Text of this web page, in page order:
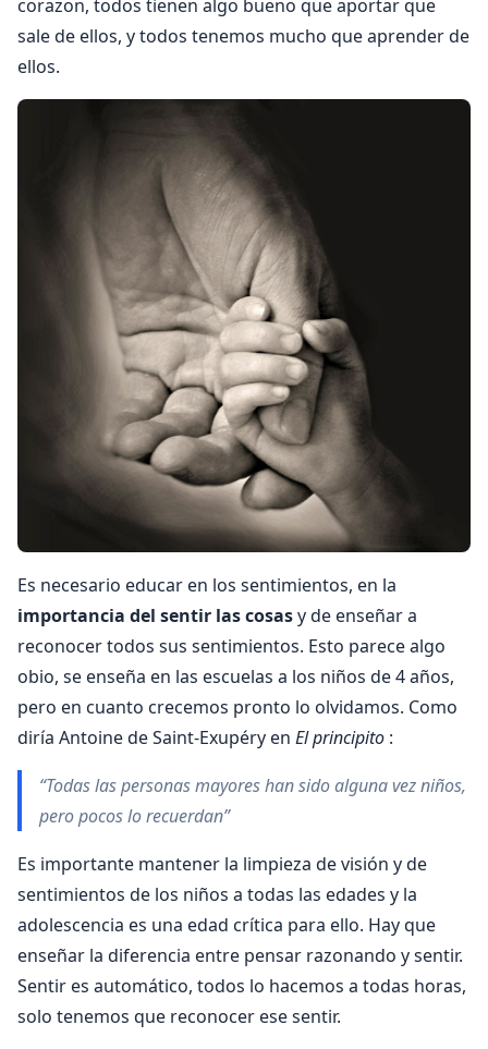
corazon, todos tienen algo bueno que aportar que
sale de ellos, y todos tenemos mucho que aprender de
ellos.
Es necesario educar en los sentimientos, en la
importancia del sentir las cosasy de enseñar a
reconocer todos sus sentimientos. Esto parece algo
obio, se enseña en las escuelas a los niños de 4 años,
pero en cuanto crecemos pronto lo olvidamos. Como
diría Antoine de Saint-Exupéry en El principito :
“Todas las personas mayores han sido alguna vez niños,
pero pocos lo recuerdan”
Es importante mantener la limpieza de visión y de
sentimientos de los niños a todas las edades y la
adolescencia es una edad crítica para ello. Hay que
enseñar la diferencia entre pensar razonando y sentir.
Sentir es automático, todos lo hacemos a todas horas,
solo tenemos que reconocer ese sentir.